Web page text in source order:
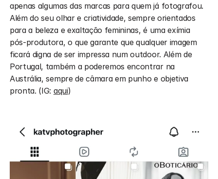
apenas algumas das marcas para quem já fotografou.
Além do seu olhar e criatividade, sempre orientados
para a beleza e exaltação femininas, é uma exímia
pós-produtora, o que garante que qualquer imagem
ficará digna de ser impressa num outdoor. Além de
Portugal, também a poderemos encontrar na
Austrália, sempre de câmara em punho e objetiva
pronta. (IG: aqui)